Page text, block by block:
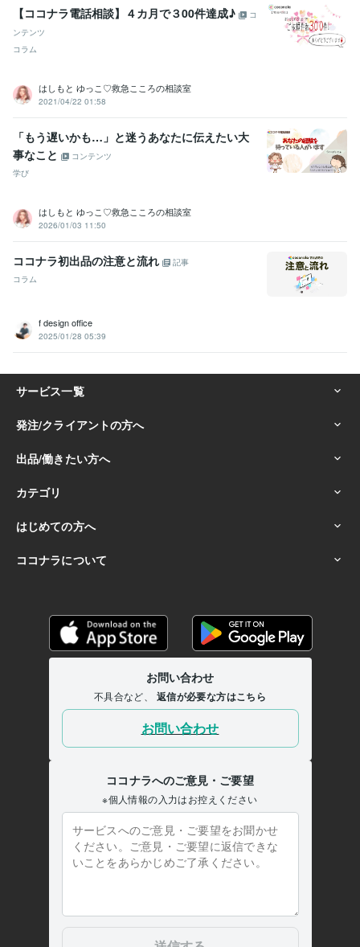
【ココナラ電話相談】４カ月で３00件達成♪
コ
ンテンツ
コラム
はしもと ゆっこ♡救急こころの相談室
2021/04/22 01:58
「もう遅いかも…」と迷うあなたに伝えたい大
事なこと
コンテンツ
学び
はしもと ゆっこ♡救急こころの相談室
2026/01/03 11:50
ココナラ初出品の注意と流れ
記事
コラム
f design office
2025/01/28 05:39